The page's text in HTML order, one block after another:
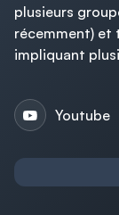
plusieurs
récemment) et
impliquant
Youtube